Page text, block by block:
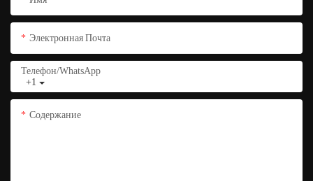
Электронная Почта
+1
Телефон/WhatsApp
Содержание